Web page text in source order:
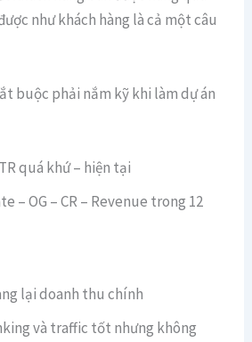
như khách hàng là cả một câu
buộc phải nắm kỹ khi làm dự án
quá khứ – hiện tại
– OG – CR – Revenue trong 12
lại doanh thu chính
và traffic tốt nhưng không